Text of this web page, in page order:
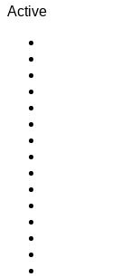
Active